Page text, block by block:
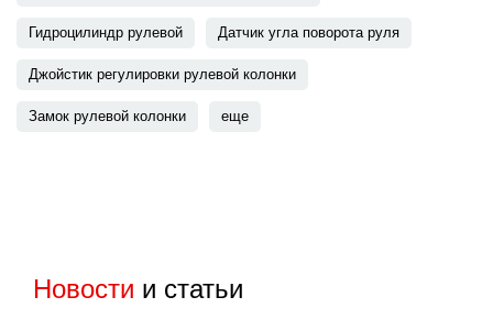
Гидроцилиндр рулевой Датчик угла поворота руля
Джойстик регулировки рулевой колонки
Замок рулевой колонки еще
Новости и статьи